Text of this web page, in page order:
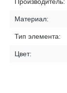
Материал:
Тип элемента:
Цвет: